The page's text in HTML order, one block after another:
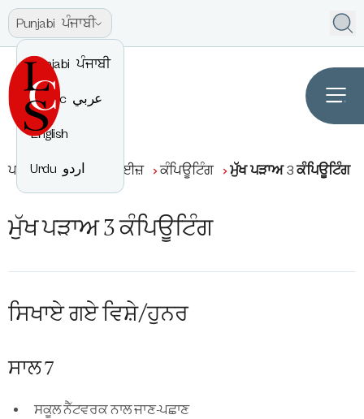
Punjabi ਪੰਜਾਬੀ
Punjabi ਪੰਜਾਬੀ
Arabic عربي
English
Urdu اردو ਪਾਠਕ੍ਰਮ ਐਂਟਰਪ੍ਰਾਈਜ਼ ਕੰਪਿਊਟਿੰਗ ਮੁੱਖ ਪੜਾਅ 3 ਕੰਪਿਊਟਿੰਗ
ਮੁੱਖ ਪੜਾਅ 3 ਕੰਪਿਊਟਿੰਗ
ਸਿਖਾਏ ਗਏ ਵਿਸ਼ੇ/ਹੁਨਰ
ਸਾਲ 7
ਸਕੂਲ ਨੈੱਟਵਰਕ ਨਾਲ ਜਾਣ-ਪਛਾਣ